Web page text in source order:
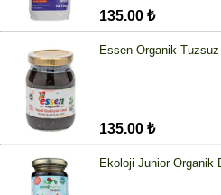
135.00 ₺
Essen Organik
135.00 ₺
Ekoloji Junior Organik